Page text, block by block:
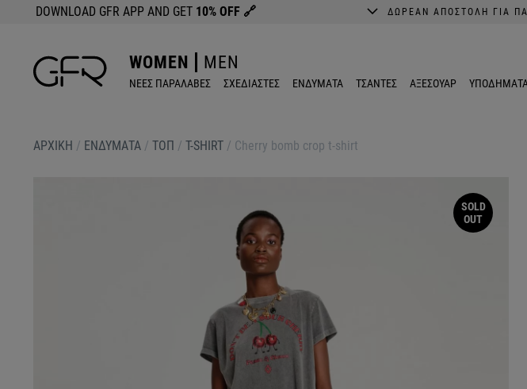
DOWNLOAD GFR APP AND GET 10% OFF 🔗 ΔΩΡΕΑΝ ΑΠΟΣΤΟΛΗ ΓΙΑ
WOMEN MEN
ΝΕΕΣ ΠΑΡΑΛΑΒΕΣ ΣΧΕΔΙΑΣΤΕΣ ΕΝΔΥΜΑΤΑ ΤΣΑΝΤΕΣ ΑΞΕΣΟΥΑΡ
ΑΡΧΙΚΉ / ΕΝΔΥΜΑΤΑ / ΤΟΠ / T-SHIRT / Cherry bomb crop t-shirt
SOLD
OUT